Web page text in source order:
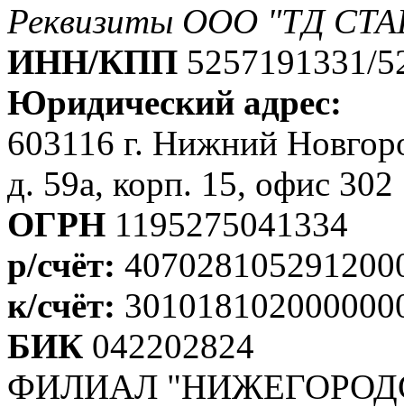
Реквизиты ООО "ТД
ИНН/КПП 5257191331/
Юридический адрес:
603116 г. Нижний
д. 59а, корп. 15, офис 302
ОГРН 1195275041334
р/счёт:
к/счёт:
БИК 042202824
ФИЛИАЛ